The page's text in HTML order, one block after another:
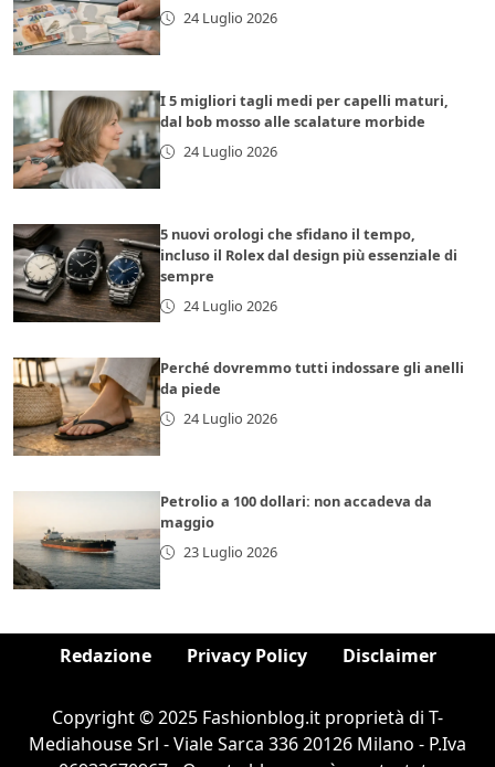
24 Luglio 2026
I 5 migliori tagli medi per capelli maturi,
dal bob mosso alle scalature morbide
24 Luglio 2026
5 nuovi orologi che sfidano il tempo,
incluso il Rolex dal design più essenziale di
sempre
24 Luglio 2026
Perché dovremmo tutti indossare gli anelli
da piede
24 Luglio 2026
Petrolio a 100 dollari: non accadeva da
maggio
23 Luglio 2026
Redazione Privacy Policy Disclaimer
Copyright © 2025 Fashionblog.it proprietà di T-
Mediahouse Srl - Viale Sarca 336 20126 Milano - P.Iva